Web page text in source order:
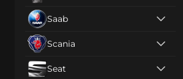
Saab
Scania
Seat